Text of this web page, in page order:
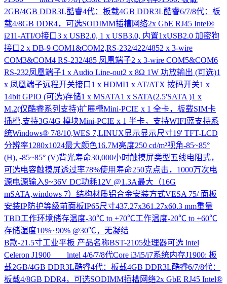
2GB/4GB DDR3L酷睿4代：板载4GB DDR3L酷睿6/7/8代：板
载4/8GB DDR4，可选SODIMM插槽网络2x GbE RJ45 Intel®
i211-ATI/O接口3 x USB2.0, 1 x USB3.0, 内置1xUSB2.0 加密狗
接口2 x DB-9 COM1&COM2,RS-232/422/4852 x 3-wire
COM3&COM4 RS-232/485 凤凰端子2 x 3-wire COM5&COM6
RS-232凤凰端子1 x Audio Line-out2 x 8Ω 1W 功放输出 (可选)1
x 凤凰端子远程开关接口1 x HDMI1 x AT/ATX 拨码开关1 x
14bit GPIO (可选)存储1 x MSATA1 x SATA(2.5'SATA )1 x
M.2(仅酷睿系列支持)扩展槽Mini-PCIE x 1 全卡，板载SIM卡
插槽,支持3G/4G 模块Mini-PCIE x 1 半卡，支持WIFI蓝支持系
统Windows® 7/8/10,WES 7,LINUX显示显示尺寸19' TFT-LCD
分辨率1280x1024最大颜色16.7M亮度250 cd/m²视角-85~85°
(H), -85~85° (V)背光寿命30,000小时触摸屏类型五线电阻式，
可选电容触摸屏透过率78%使用寿命250克点击，1000万次电
源电源输入9~36V DC功耗12V @1.3A最大（16G
mSATA,windows 7）结构材质铝合金安装方式VESA 75/ 面板
安装IP防护等级前面板IP65尺寸437.27x361.27x60.3 mm重量
TBD工作环境储存温度-30℃ to +70℃工作温度-20℃ to +60℃
存储湿度10%~90% @30℃，无凝结
B款-21.5寸工业平板 产品名称BST-2105处理器可选 lntel
Celeron J1900 lntel 4/6/7/8代Core i3/i5/i7系统内存J1900: 板
载2GB/4GB DDR3L酷睿4代：板载4GB DDR3L酷睿6/7/8代：
板载4/8GB DDR4，可选SODIMM插槽网络2x GbE RJ45 Intel®